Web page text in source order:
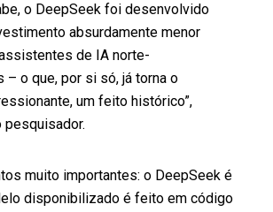
o DeepSeek foi desenvolvido
absurdamente menor
de IA norte-
– o que, por si só, já torna o
um feito histórico”,
pesquisador.
muito importantes: o DeepSeek é
disponibilizado é feito em código